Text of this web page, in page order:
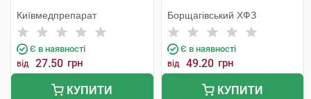
Київмедпрепарат
Є в наявності
від 27.50 грн
КУПИТИ
Борщагівський ХФЗ
Є в наявності
від 49.20 грн
КУПИТИ